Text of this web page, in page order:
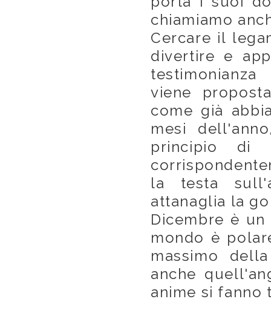
chiamiamo
Cercare il
divertire e
viene
come già
mesi
principio di
la testa
attanaglia la
Dicembre è
mondo è
massimo
anche
anime si fanno